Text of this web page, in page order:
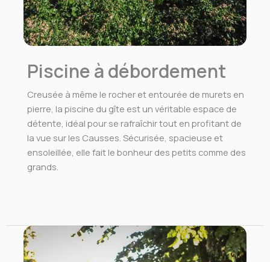
Piscine à débordement
Creusée à même le rocher et entourée de murets en
pierre, la piscine du gîte est un véritable espace de
détente, idéal pour se rafraîchir tout en profitant de
la vue sur les Causses. Sécurisée, spacieuse et
ensoleillée, elle fait le bonheur des petits comme des
grands.